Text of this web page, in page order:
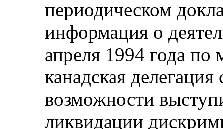
периодическом
информация о
апреля 1994 года по
канадская
возможности
ликвидации